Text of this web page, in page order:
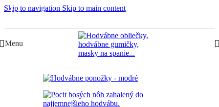
Skip to navigation Skip to main content
Menu
-14%